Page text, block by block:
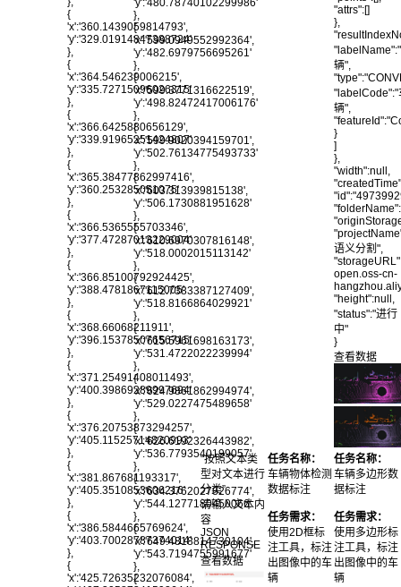
{
'x':'360.1439059814793',
'y':'329.01914847388724'
},
{
'x':'364.546239006215',
'y':'335.72715096026315'
},
{
'x':'366.6425880656129',
'y':'339.91965251424807'
},
{
'x':'365.38477862997416',
'y':'360.253285051075'
},
{
'x':'366.5365555703346',
'y':'377.47287013229004'
},
{
'x':'366.85100792924425',
'y':'388.4781867115005'
},
{
'x':'368.66068211911',
'y':'396.15378507656715'
},
{
'x':'371.25491408011493',
'y':'400.39869289997694'
},
{
'x':'376.20753873294257',
'y':'405.11525714820993'
},
{
'x':'381.867681193317',
'y':'405.3510853606216'
},
{
'x':'386.5844665769624',
'y':'403.70028787374014'
},
{
'x':'425.72635232076084',
'y':'480.78740102299986'
},
{
'x':'599.0949552992364',
'y':'482.6979756695261'
},
{
'x':'599.3771316622519',
'y':'498.82472417006176'
},
{
'x':'599.9020394159701',
'y':'502.76134775493733'
},
{
'x':'603.313939815138',
'y':'506.1730881951628'
},
{
'x':'610.6970307816148',
'y':'518.0002015113142'
},
{
'x':'612.7383387127409',
'y':'518.8166864029921'
},
{
'x':'615.5961698163173',
'y':'531.4722022239994'
},
{
'x':'624.9861862994974',
'y':'529.0227475489658'
},
{
'x':'626.6192326443982',
'y':'536.7793540199057'
},
{
'x':'634.3762027826774',
'y':'544.1277180450066'
},
{
'x':'649.4818814730104',
'y':'543.7194755991677'
},
{
"attrs":[]
},
辆",
"labelCode":"
辆",
}
]
},
"width":null,
语义分割",
open.oss-cn-
"height":null,
"status":"进行
中"
}
查看数据
“按照文本类
型对文本进行
分类”
请输入文本内
容
JSON
RESPONSE
查看数据
任务名称：
车辆物体检测
数据标注
任务需求：
使用2D框标
注工具，标注
出图像中的车
辆
任务名称：
车辆多边形数
据标注
任务需求：
使用多边形标
注工具，标注
出图像中的车
辆